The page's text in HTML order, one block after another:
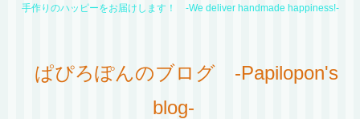
手作りのハッピーをお届けします！ -We deliver handmade happiness!-
ぱぴろぽんのブログ -Papilopon's
blog-